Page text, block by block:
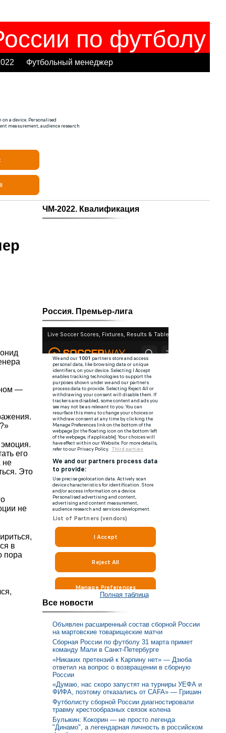
по футболу
Футбольный менеджер
—
его
не
Это
не
в
пора
ЧМ-2022. Квалификация
Россия. Премьер-лига
Полная таблица
Все новости
Объявлен расширенный состав сборной России
на мартовские товарищеские матчи
Сборная России по футболу 31 марта примет
команду Мали в Санкт-Петербурге
«Никаких претензий к Карпину нет» — Дзюба
ответил на вопрос о возвращении в сборную
России
«Думаю, нас скоро запустят на турниры УЕФА и
ФИФА, поэтому отказались от CAFA» — Гришин
Футболисту сборной России диагностировали
травму крестообразных связок колена
Булыкин: Кокорин — не просто легенда
"Динамо", а легендарная личность в российском